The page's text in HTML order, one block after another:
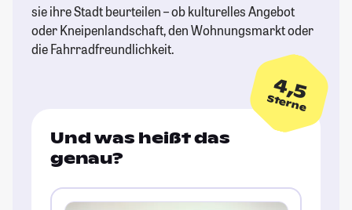
sie ihre Stadt beurteilen – ob kulturelles Angebot
oder Kneipenlandschaft, den Wohnungsmarkt oder
die Fahrradfreundlichkeit.
4,5
Sterne
Und was heißt das
genau?